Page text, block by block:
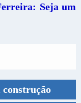
Seja um
construção